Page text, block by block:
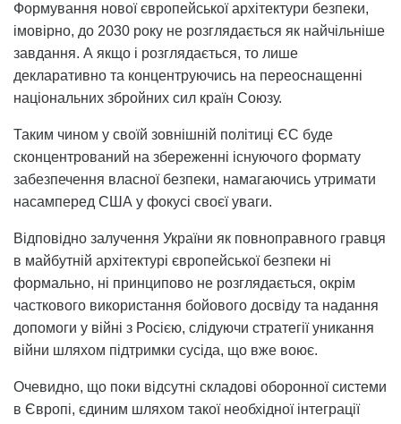
Формування нової європейської архітектури безпеки,
імовірно, до 2030 року не розглядається як найчільніше
завдання. А якщо і розглядається, то лише
декларативно та концентруючись на переоснащенні
національних збройних сил країн Союзу.
Таким чином у своїй зовнішній політиці ЄС буде
сконцентрований на збереженні існуючого формату
забезпечення власної безпеки, намагаючись утримати
насамперед США у фокусі своєї уваги.
Відповідно залучення України як повноправного гравця
в майбутній архітектурі європейської безпеки ні
формально, ні принципово не розглядається, окрім
часткового використання бойового досвіду та надання
допомоги у війні з Росією, слідуючи стратегії уникання
війни шляхом підтримки сусіда, що вже воює.
Очевидно, що поки відсутні складові оборонної системи
в Європі, єдиним шляхом такої необхідної інтеграції